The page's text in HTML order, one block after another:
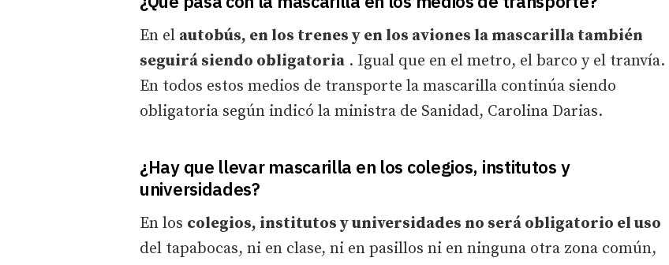
En el autobús, en los trenes y en los aviones la mascarilla también
seguirá siendo obligatoria . Igual que en el metro, el barco y el tranvía.
En todos estos medios de transporte la mascarilla continúa siendo
obligatoria según indicó la ministra de Sanidad, Carolina Darias.
¿Hay que llevar mascarilla en los colegios, institutos y
universidades?
En los colegios, institutos y universidades no será obligatorio el uso
del tapabocas, ni en clase, ni en pasillos ni en ninguna otra zona común,